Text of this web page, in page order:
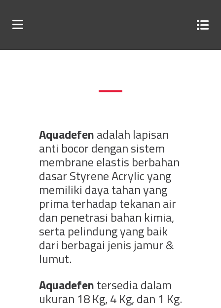
Aquadefenadalah lapisan
anti bocor dengan sistem
membrane elastis berbahan
dasar Styrene Acrylic yang
memiliki daya tahan yang
prima terhadap tekanan air
dan penetrasi bahan kimia,
serta pelindung yang baik
dari berbagai jenis jamur &
lumut.
Aquadefentersedia dalam
ukuran 18 Kg, 4 Kg, dan 1 Kg.